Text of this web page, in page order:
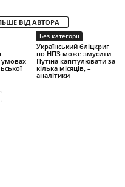
ВІД АВТОРА
Без категорії
Український бліцкриг
по НПЗ може змусити
Путіна капітулювати за
кілька місяців, –
аналітики